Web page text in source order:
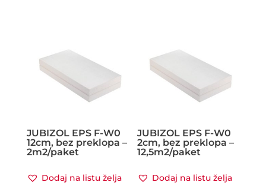
JUBIZOL EPS F-W0
12cm, bez preklopa –
2m2/paket
Dodaj na listu želja
JUBIZOL EPS F-W0
2cm, bez preklopa –
12,5m2/paket
Dodaj na listu želja